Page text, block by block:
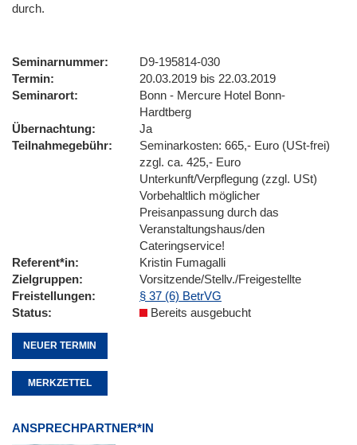
durch.
Seminarnummer
D9-195814-030
Termin
20.03.2019 bis 22.03.2019
Seminarort
Bonn - Mercure Hotel Bonn-
Hardtberg
Übernachtung
Ja
Teilnahmegebühr
Seminarkosten: 665,- Euro (USt-frei)
zzgl. ca. 425,- Euro
Unterkunft/Verpflegung (zzgl. USt)
Vorbehaltlich möglicher
Preisanpassung durch das
Veranstaltungshaus/den
Cateringservice!
Referent*in
Kristin Fumagalli
Zielgruppen
Vorsitzende/Stellv./Freigestellte
Freistellungen
§ 37 (6) BetrVG
Status
Bereits ausgebucht
NEUER TERMIN
MERKZETTEL
ANSPRECHPARTNER*IN